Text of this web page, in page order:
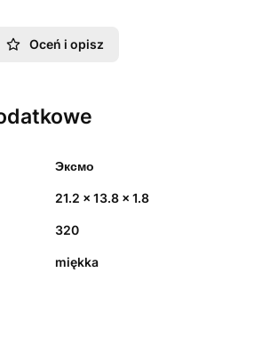
Oceń i opisz
Эксмо
21.2 x 13.8 x 1.8
320
miękka